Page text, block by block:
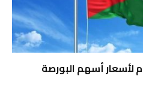
لأسعار أسهم البورصة